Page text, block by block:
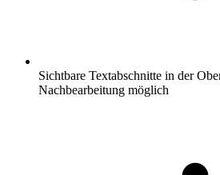
Sichtbare Textabschnitte in der
Nachbearbeitung möglich